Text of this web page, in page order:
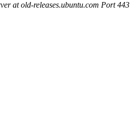
at old-releases.ubuntu.com Port 443